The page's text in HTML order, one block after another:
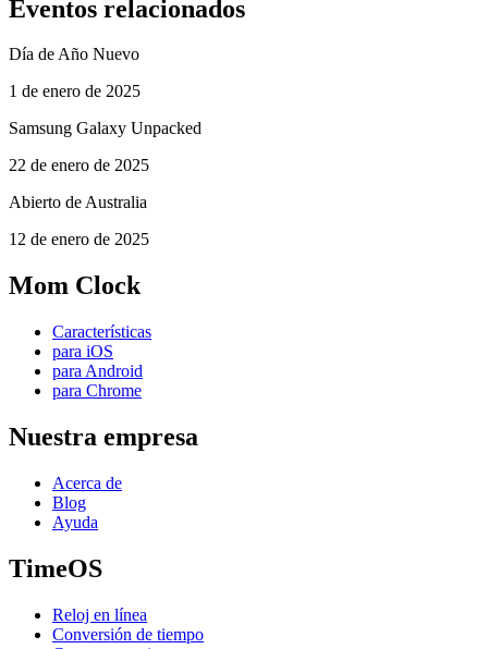
Eventos relacionados
Día de Año Nuevo
1 de enero de 2025
Samsung Galaxy Unpacked
22 de enero de 2025
Abierto de Australia
12 de enero de 2025
Mom Clock
Características
para iOS
para Android
para Chrome
Nuestra empresa
Acerca de
Blog
Ayuda
TimeOS
Reloj en línea
Conversión de tiempo